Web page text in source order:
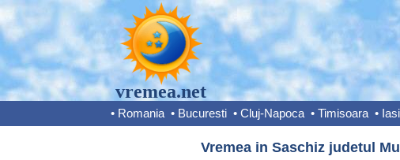
vremea.net
• Romania • Bucuresti • Cluj-Napoca • Timisoara • Iasi
Vremea in Saschiz judetul